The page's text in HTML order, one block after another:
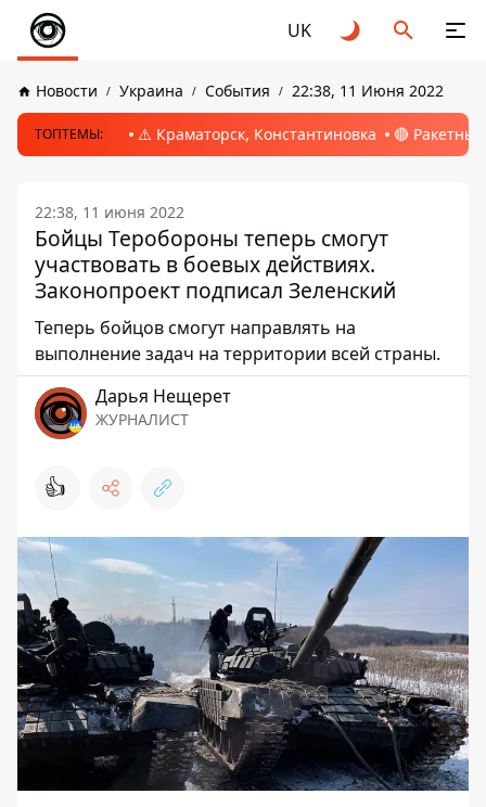
UK
Новости Украина События 22:38, 11 Июня 2022
ТОПТЕМЫ: ⚠️ Краматорск, Константиновка 🔴
22:38, 11 июня 2022
Бойцы Теробороны теперь смогут
участвовать в боевых действиях.
Законопроект подписал Зеленский
Теперь бойцов смогут направлять на
выполнение задач на территории всей страны.
Дарья Нещерет
ЖУРНАЛИСТ
👍